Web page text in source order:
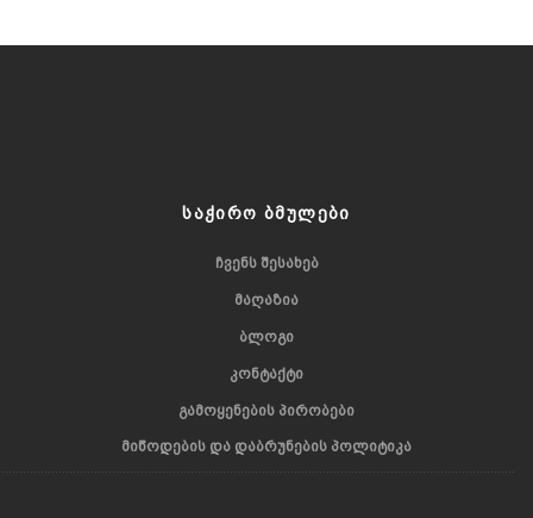
ᲡᲐᲭᲘᲠᲝ ᲑᲛᲣᲚᲔᲑᲘ
ᲩᲕᲔᲜᲡ ᲨᲔᲡᲐᲮᲔᲑ
ᲛᲐᲦᲐᲖᲘᲐ
ᲑᲚᲝᲒᲘ
ᲙᲝᲜᲢᲐᲥᲢᲘ
ᲒᲐᲛᲝᲧᲔᲜᲔᲑᲘᲡ ᲞᲘᲠᲝᲑᲔᲑᲘ
ᲛᲘᲬᲝᲓᲔᲑᲘᲡ ᲓᲐ ᲓᲐᲑᲠᲣᲜᲔᲑᲘᲡ ᲞᲝᲚᲘᲢᲘᲙᲐ